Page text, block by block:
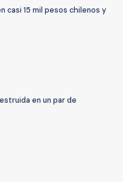
casi 15 mil pesos chilenos y
en un par de